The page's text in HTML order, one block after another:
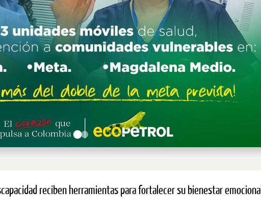
reciben herramientas para fortalecer su bienestar emocional